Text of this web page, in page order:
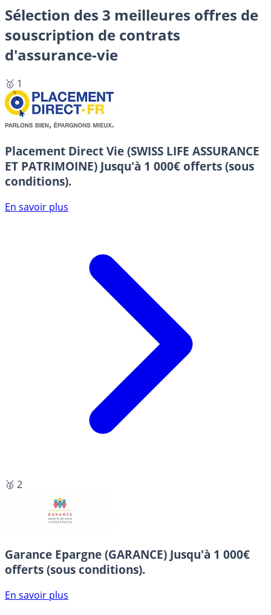
Sélection des 3 meilleures offres de
souscription de contrats
d'assurance-vie
🥇 1
Placement Direct Vie (SWISS LIFE ASSURANCE
ET PATRIMOINE) Jusqu'à 1 000€ offerts (sous
conditions).
En savoir plus
🥈 2
Garance Epargne (GARANCE) Jusqu'à 1 000€
offerts (sous conditions).
En savoir plus